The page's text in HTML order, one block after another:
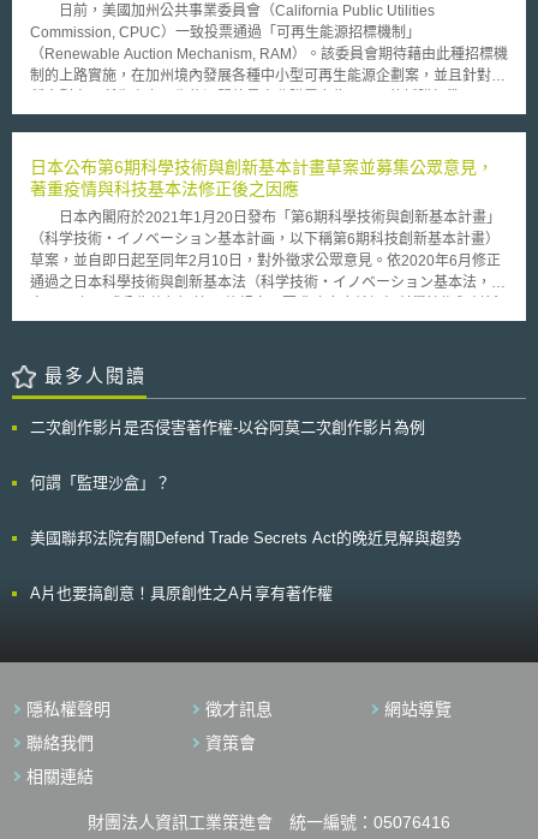
法革新與家庭暴力審查法案而言，DESC在其中扮演了十分重要的角色。
DESC改變了數位證據的儲存、編輯、傳輸以及在法庭上展示的方式。且
DESC可透過多種身分驗證，並透過系統自動生成之具唯一性的資料識別碼
並記錄上傳者及上傳時間，資料上傳系統後亦會自動留存所有資料編輯、修
審查法案顯示，數位技術的應用範圍已擴大到司法領域，並透過身分驗證、
記錄上傳者、上傳時間及資料識別碼等資料存證技術，確保數位證據資料的
正確性、完整性與可驗證性。我國由司法院、法務部、臺灣高等檢察署、內
政部警政署及法務部調查局等機關合作，透過區塊鏈技術建置「司法聯盟鏈
共同驗證平台」，提升辨識數位證據同一性之效率，並確保數位證據難以被
竄改，以達到加速訴訟進行之效果。惟如要透過法院採納數位資料為證據之
方式，來達到加速訴訟進行之效果，重點在於要強化針對數位證據資料之管
理，有訴訟證明需求的組織須通過b-JADE證明標章，以確保上鏈前之資料
可驗證性，可參考資訊工業策進會科技法律研究所創意智財中心所發布之重
要數位資料治理暨管理制度規範（EDGS），建立資料存證制度，確保數位
於加速訴訟程序之進行。 本文為資策會科法所創智中心完成之著作，非經
本文同步刊登於TIPS網站（https://www.tips.org.tw）
日前，美國加州公共事業委員會（California Public Utilities
Commission, CPUC）一致投票通過「可再生能源招標機制」
（Renewable Auction Mechanism, RAM）。該委員會期待藉由此種招標機
制的上路實施，在加州境內發展各種中小型可再生能源企劃案，並且針對此
可再生能源招標機制之實行方式為欲參與該招標機制之企劃案業者，在一年
費。該種企劃案具有1. 符合加州可再生投資組合標準（Renewable
Portfolio Standard, RPS）下之20% 投資比例，2.得標企劃案之相關設施地
業服務範圍內，和3. 最高收購再生能源電力為20MW的特性。拍賣出價期間
結束後，美國加州公共事務委員會會選擇最小花費之出價企劃案，並與得標
之企劃案業者簽署長程契約，而該企劃案業者也會被列於快速發展建設計劃
之名單中，以進行後續的計畫發展與相關設備建設。 目前加州相關當
此，在可再生能源招標機制下之企劃案業者可依其所能負擔之價格參與競
標，此外亦可防止如西班牙和其他地方所發生之FIT市場過熱之情況產生。
對於可再生能源招標機制之推行及實施，加州公共事業委員會希望其能
日本公布第6期科學技術與創新基本計畫草案並募集公眾意見，
著重疫情與科技基本法修正後之因應
日本內閣府於2021年1月20日發布「第6期科學技術與創新基本計畫」
（科学技術・イノベーション基本計画，以下稱第6期科技創新基本計畫）
草案，並自即日起至同年2月10日，對外徵求公眾意見。依2020年6月修正
通過之日本科學技術與創新基本法（科学技術・イノベーション基本法，預
創造的政策，擬定基本計畫並適時檢討調整，同時對外公告。而本次草案的
基本計畫。 依草案內容，第6期科技創新基本計畫延續Society5.0的願
景，並以數位化及數位科技作為發展核心。但檢視至今的科技創新政策成
技普及化應用的重要性。另一方面，科學技術基本法的修正，則揭示了人文
的，實現進一步的價值創造。基此，第6期科技創新基本計畫提出，應從強
作為實現Society5.0的框架。 針對如何強化創新能力、研究能量及確保
新生態系（innovation ecosystem），建構具韌性的社會體系，並有計畫地
推動具社會應用可能的研發活動。具體作法包含藉由AI與資料促成虛擬空間
智慧機能，推動研究體系的數位轉型；以資料驅動型為目標，多元拓展具高
附加價值的研究，包含生命科學、環境、能源、海洋、防災等領域；擴張大
管理與績效評鑑方式等，用以厚植創新基底。 （3）人才培育及資金循環：
合大學的基礎科研成果，激發創新的產出及延伸收益，並回頭挹注於研發，
最多人閱讀
二次創作影片是否侵害著作權-以谷阿莫二次創作影片為例
何謂「監理沙盒」？
美國聯邦法院有關Defend Trade Secrets Act的晚近見解與趨勢
A片也要搞創意！具原創性之A片享有著作權
隱私權聲明 徵才訊息
網站導覽
聯絡我們
資策會
相關連結
財團法人資訊工業策進會 統一編號：05076416